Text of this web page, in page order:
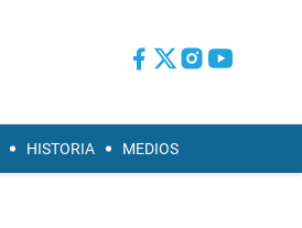
HISTORIA MEDIOS